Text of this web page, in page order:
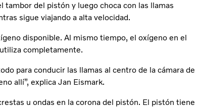
tambor del pistón y luego choca con las llamas
sigue viajando a alta velocidad.
disponible. Al mismo tiempo, el oxígeno en el
completamente.
para conducir las llamas al centro de la cámara de
allí”, explica Jan Eismark.
u ondas en la corona del pistón. El pistón tiene